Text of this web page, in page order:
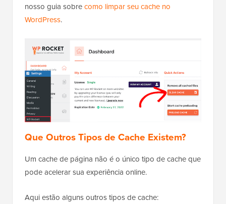
nosso guia sobrecomo limpar seu cache no
WordPress.
Que Outros Tipos de Cache Existem?
Um cache de página não é o único tipo de cache que
pode acelerar sua experiência online.
Aqui estão alguns outros tipos de cache: